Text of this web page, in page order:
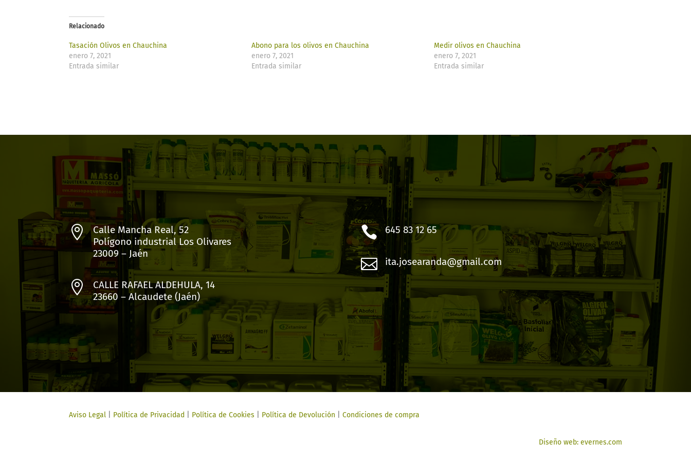
Relacionado
Tasación Olivos en Chauchina
enero 7, 2021
Entrada similar
Abono para los olivos en Chauchina
enero 7, 2021
Entrada similar
Medir olivos en Chauchina
enero 7, 2021
Entrada similar

Calle Mancha Real, 52
Polígono industrial Los Olivares
23009 – Jaén

CALLE RAFAEL ALDEHULA, 14
23660 – Alcaudete (Jaén)
 645 83 12 65
 ita.josearanda@gmail.com
Aviso Legal Política de Privacidad Política de Cookies Política de Devolución |Condiciones de compra
Diseño web: evernes.com